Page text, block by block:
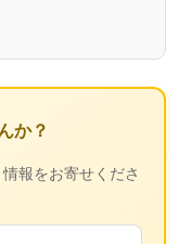
か？
報をお寄せくださ